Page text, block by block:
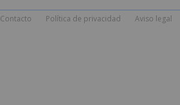
Contacto Política de privacidad Aviso legal